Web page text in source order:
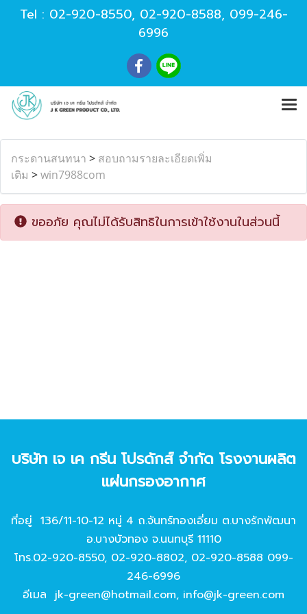
Tel : 02-920-8550, 02-920-8588, 099-246-
6996
กระดานสนทนา > สอบถามรายละเอียดเพิ่ม
เติม >win7988com
ขออภัย คุณไม่ได้รับสิทธิในการเข้าใช้งานในส่วนนี้
บริษัท เจ เค กรีน โปรดักส์ จํากัด โรงงานผลิต
แผ่นกรองอากาศ
ที่อยู่ 136/11-10-12 หมู่ 4 ถ.จันทร์ทองเอี่ยม ต.บางรักพัฒนา
อ.บางบัวทอง จ.นนทบุรี 11110
โทร.02-920-8550, 02-920-8802, 02-920-8588 099-
246-6996
อีเมล jk-green@hotmail.com, info@jk-green.com